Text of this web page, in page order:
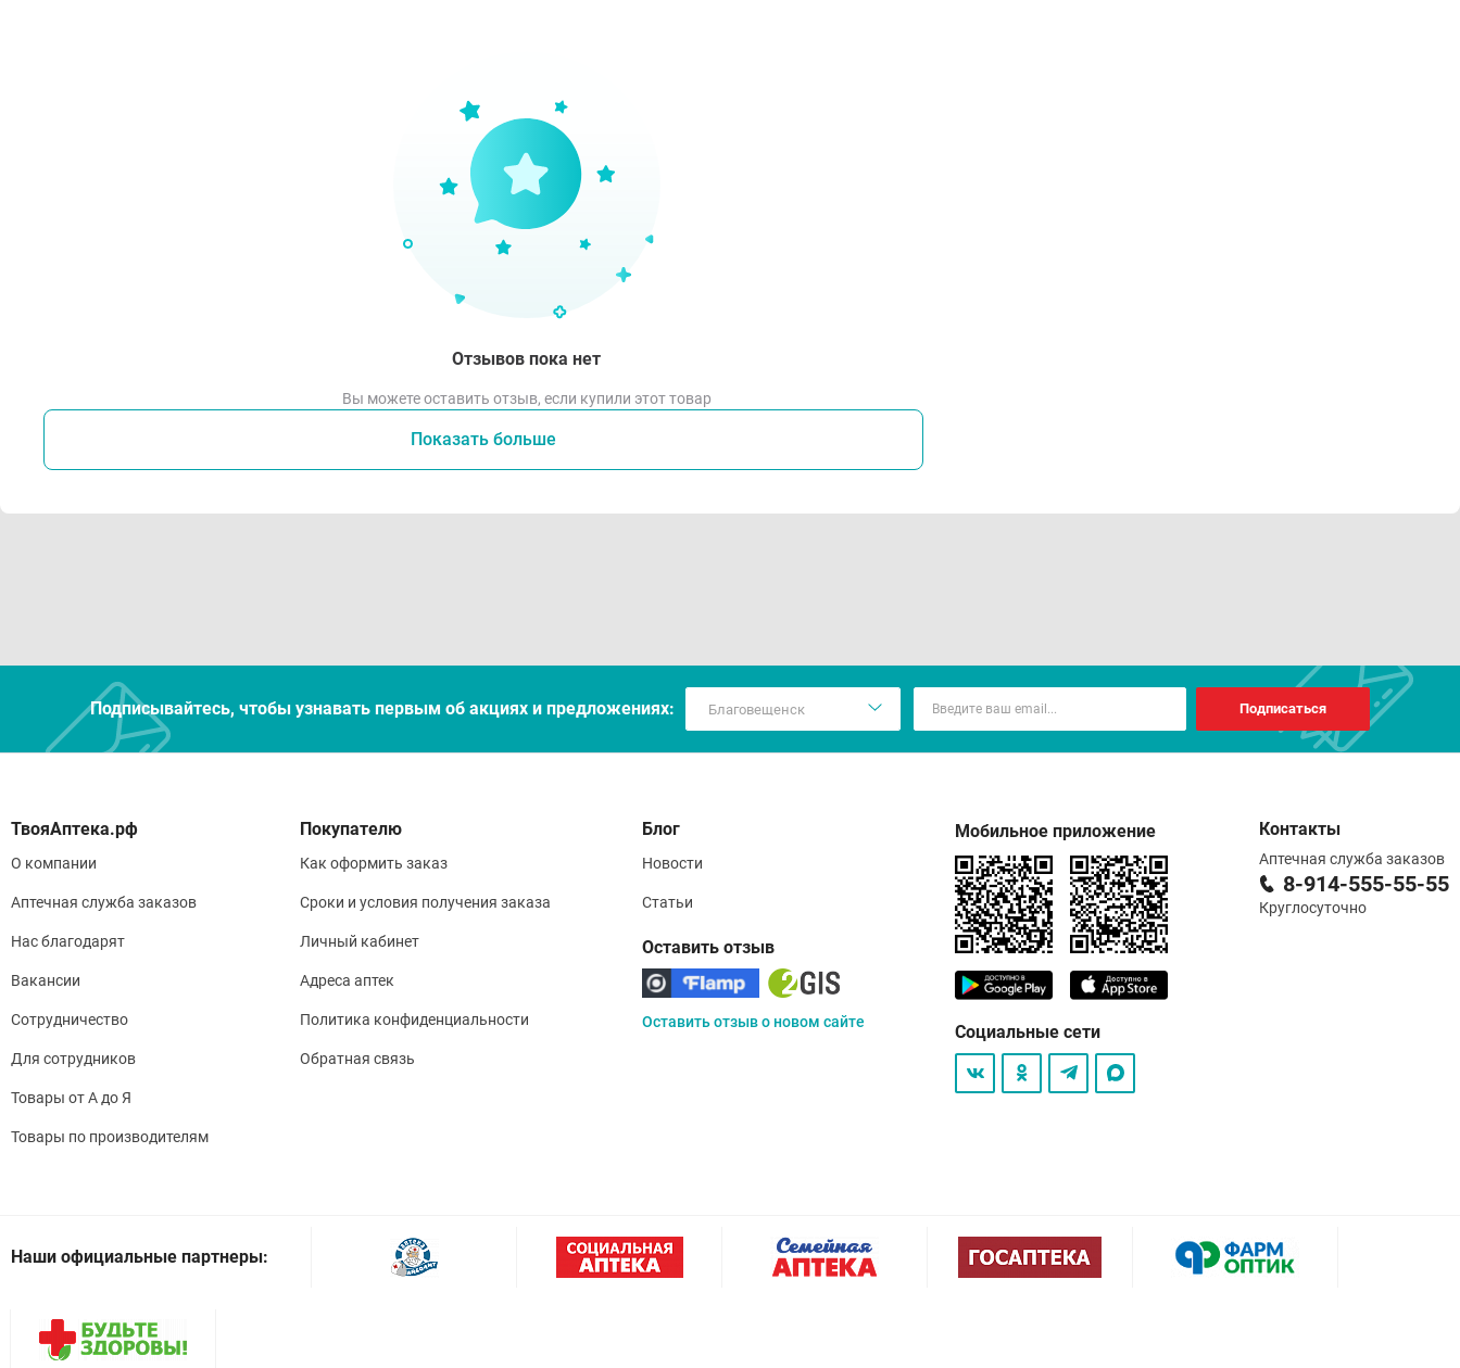
Отзывов пока нет
Вы можете оставить отзыв, если купили этот товар
Показать больше
Подписывайтесь, чтобы узнавать первым об акцияx и предложениях: Подписаться
О компании
Аптечная служба заказов
Нас благодарят
Вакансии
Сотрудничество
Для сотрудников
Товары от А до Я
Товары по производителям
Покупателю
Как оформить заказ
Сроки и условия получения заказа
Личный кабинет
Адреса аптек
Политика конфиденциальности
Обратная связь
Блог
Новости
Статьи
Оставить отзыв
Оставить отзыв о новом сайте
Мобильное приложение
Социальные сети
Контакты
Аптечная служба заказов
8-914-555-55-55
Круглосуточно
Наши официальные партнеры: